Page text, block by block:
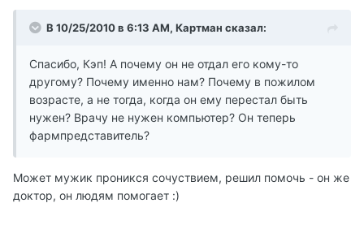
В 10/25/2010 в 6:13 AM, Картман сказал:
Спасибо, Кэп! А почему он не отдал его кому-то
другому? Почему именно нам? Почему в пожилом
возрасте, а не тогда, когда он ему перестал быть
нужен? Врачу не нужен компьютер? Он теперь
фармпредставитель?
Может мужик проникся сочуствием, решил помочь - он же
доктор, он людям помогает :)